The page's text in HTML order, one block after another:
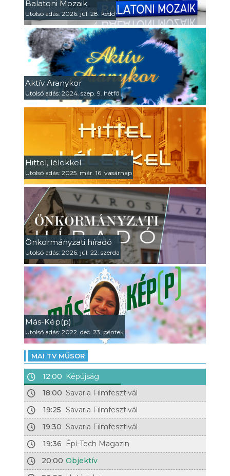
Balatoni Mozaik
Utolsó adás: 2026. júl. 28. kedd
Aktív Aranykor
Utolsó adás: 2024. szep. 9. hétfő
Hittel, lélekkel
Utolsó adás: 2025. már. 16. vasárnap
Önkormányzati híradó
Utolsó adás: 2026. júl. 22. szerda
Más-Kép(p)
Utolsó adás: 2022. dec. 23. péntek
MAI TV MŰSOR
12:00 Képújság
18:00 Savaria Filmfesztivál
19:25 Savaria Filmfesztivál
19:30 Savaria Filmfesztivál
19:36
Épí-Tech Magazin
20:00 Objektív